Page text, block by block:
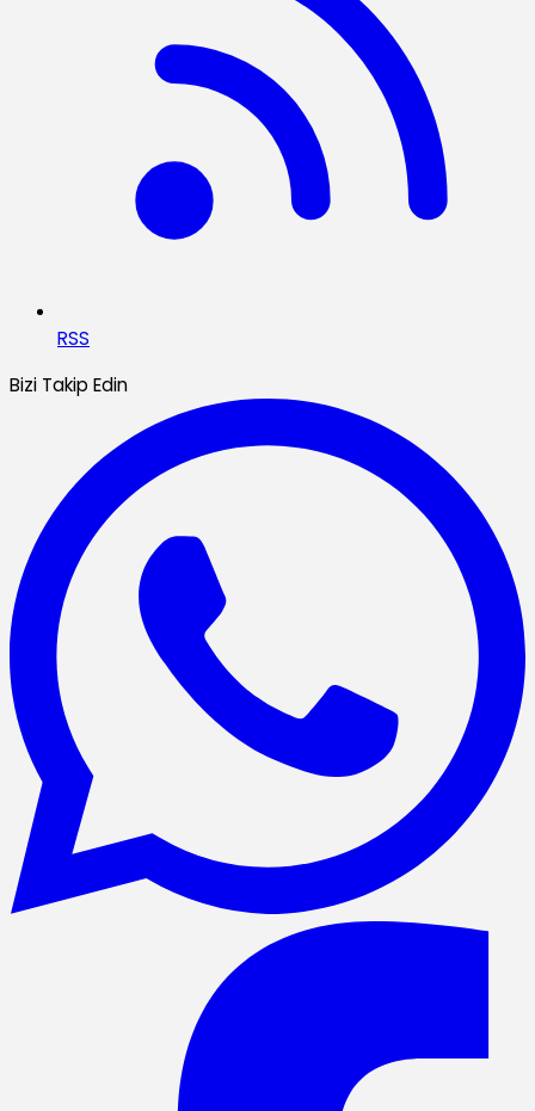
RSS
Bizi Takip Edin